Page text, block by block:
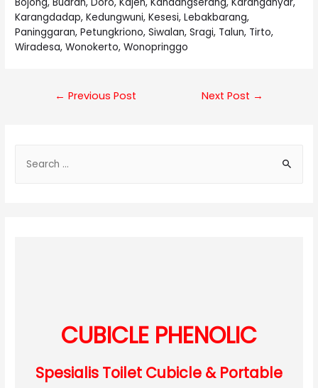
Karangdadap, Kedungwuni, Kesesi, Lebakbarang,
Paninggaran, Petungkriono, Siwalan, Sragi, Talun, Tirto,
Wiradesa, Wonokerto, Wonopringgo
Post
← Previous Post Next Post →
CUBICLE PHENOLIC
Spesialis Toilet Cubicle & Portable